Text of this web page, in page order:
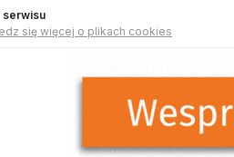
serwisu
się więcej o plikach cookies